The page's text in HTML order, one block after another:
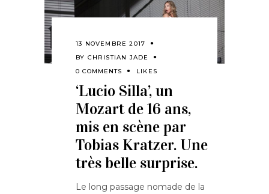
13 NOVEMBRE 2017
BY CHRISTIAN JADE
0 COMMENTS
LIKES
‘Lucio Silla’, un
Mozart de 16 ans,
mis en scène par
Tobias Kratzer. Une
très belle surprise.
Le long passage nomade de la